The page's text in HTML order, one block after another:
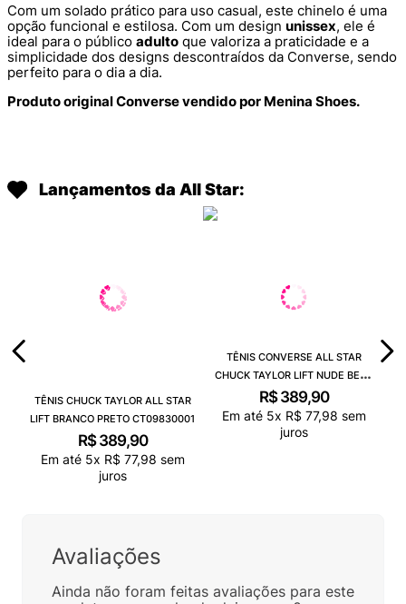
Com um solado prático para uso casual, este chinelo é uma
opção funcional e estilosa. Com um design unissex, ele é
ideal para o público adulto que valoriza a praticidade e a
simplicidade dos designs descontraídos da Converse, sendo
perfeito para o dia a dia.
Produto original Converse vendido por Menina Shoes.
Lançamentos da All Star:
TÊNIS CHUCK TAYLOR ALL STAR
LIFT BRANCO PRETO CT09830001
R$ 389,90
Em até 5x R$ 77,98 sem
juros
TÊNIS CONVERSE ALL STAR
CHUCK TAYLOR LIFT NUDE BEGE
CLARO BRANCO CT09830003
R$ 389,90
Em até 5x R$ 77,98 sem
juros
Avaliações
Ainda não foram feitas avaliações para este